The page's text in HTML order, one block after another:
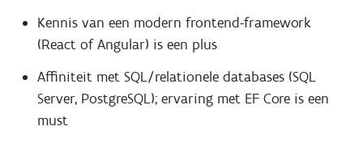
Kennis van een modern frontend-framework
(React of Angular) is een plus
Affiniteit met SQL/relationele databases (SQL
Server, PostgreSQL); ervaring met EF Core is een
must